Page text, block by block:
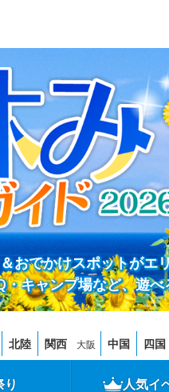
おでかけスポットがエ
キャンプ場など、遊
北陸 関西 大阪 中国 四国
り 人気イ